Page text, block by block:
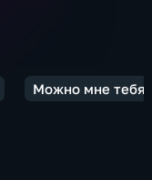
Можно мне тебя